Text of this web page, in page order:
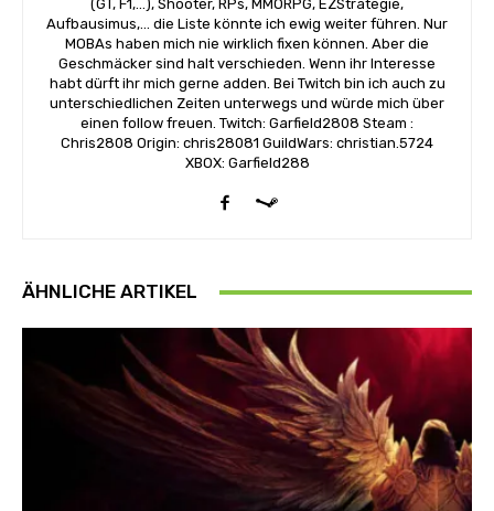
(GT, F1,...), Shooter, RPs, MMORPG, EZStrategie,
Aufbausimus,... die Liste könnte ich ewig weiter führen. Nur
MOBAs haben mich nie wirklich fixen können. Aber die
Geschmäcker sind halt verschieden. Wenn ihr Interesse
habt dürft ihr mich gerne adden. Bei Twitch bin ich auch zu
unterschiedlichen Zeiten unterwegs und würde mich über
einen follow freuen. Twitch: Garfield2808 Steam :
Chris2808 Origin: chris28081 GuildWars: christian.5724
XBOX: Garfield288
ÄHNLICHE ARTIKEL